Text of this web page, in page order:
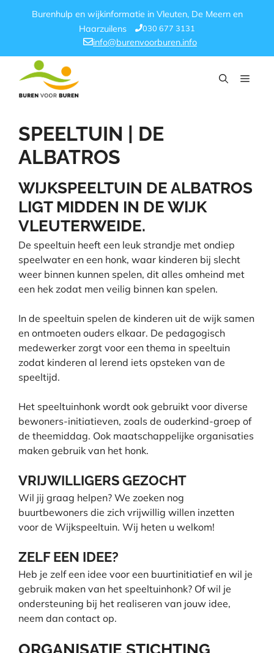
Burenhulp en wijkinformatie in Vleuten, De Meern en
Haarzuilens
030 677 3131
info@burenvoorburen.info
Menu
SPEELTUIN | DE
ALBATROS
WIJKSPEELTUIN DE ALBATROS
LIGT MIDDEN IN DE WIJK
VLEUTERWEIDE.
De speeltuin heeft een leuk strandje met ondiep
speelwater en een honk, waar kinderen bij slecht
weer binnen kunnen spelen, dit alles omheind met
een hek zodat men veilig binnen kan spelen.
In de speeltuin spelen de kinderen uit de wijk samen
en ontmoeten ouders elkaar. De pedagogisch
medewerker zorgt voor een thema in speeltuin
zodat kinderen al lerend iets opsteken van de
speeltijd.
Het speeltuinhonk wordt ook gebruikt voor diverse
bewoners­-initiatieven, zoals de ouderkind-groep of
de theemiddag. Ook maatschappelijke organisaties
maken gebruik van het honk.
VRIJWILLIGERS GEZOCHT
Wil jij graag helpen? We zoeken nog
buurtbewoners die zich vrijwillig willen inzetten
voor de Wijkspeeltuin. Wij heten u welkom!
ZELF EEN IDEE?
Heb je zelf een idee voor een buurt­initiatief en wil je
gebruik maken van het speeltuinhonk? Of wil je
ondersteuning bij het realiseren van jouw idee,
neem dan contact op.
ORGANISATIE STICHTING